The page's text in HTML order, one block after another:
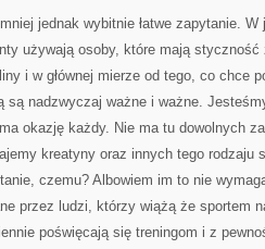
jednak wybitnie łatwe zapytanie.
używają osoby, które mają
i w głównej mierze od tego, co chce
są nadzwyczaj ważne i ważne.
okazję każdy. Nie ma tu dowolnych
kreatyny oraz innych tego rodzaju
czemu? Albowiem im to nie
przez ludzi, którzy wiążą że sportem
poświęcają się treningom i z